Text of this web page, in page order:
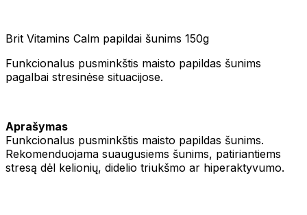
Brit Vitamins Calm papildai šunims 150g
Funkcionalus pusminkštis maisto papildas šunims
pagalbai stresinėse situacijose.
Aprašymas
Funkcionalus pusminkštis maisto papildas šunims.
Rekomenduojama suaugusiems šunims, patiriantiems
stresą dėl kelionių, didelio triukšmo ar hiperaktyvumo.